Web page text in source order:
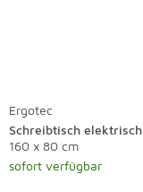
Ergotec
Schreibtisch elektrisch
160 x 80 cm
sofort verfügbar